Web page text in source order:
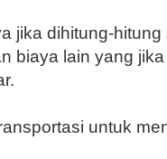
jika dihitung-
biaya lain yang
untuk